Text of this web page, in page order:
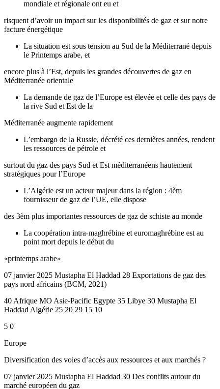
mondiale et régionale ont eu et
risquent d’avoir un impact sur les disponibilités de gaz et sur notre
facture énergétique
La situation est sous tension au Sud de la Méditerrané depuis
le Printemps arabe, et
encore plus à l’Est, depuis les grandes découvertes de gaz en
Méditerranée orientale
La demande de gaz de l’Europe est élevée et celle des pays de
la rive Sud et Est de la
Méditerranée augmente rapidement
L’embargo de la Russie, décrété ces dernières années, rendent
les ressources de pétrole et
surtout du gaz des pays Sud et Est méditerranéens hautement
stratégiques pour l’Europe
L’Algérie est un acteur majeur dans la région : 4èm
fournisseur de gaz de l’UE, elle dispose
des 3èm plus importantes ressources de gaz de schiste au monde
La coopération intra-maghrébine et euromaghrébine est au
point mort depuis le début du
«printemps arabe»
07 janvier 2025 Mustapha El Haddad 28 Exportations de gaz des
pays nord africains (BCM, 2021)
40 Afrique MO Asie-Pacific Egypte 35 Libye 30 Mustapha El
Haddad Algérie 25 20 29 15 10
5 0
Europe
Diversification des voies d’accès aux ressources et aux marchés ?
07 janvier 2025 Mustapha El Haddad 30 Des conflits autour du
marché européen du gaz